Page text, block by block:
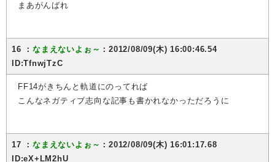
まあがんばれ
16 ：なまえないよぉ～ ：2012/08/09(木) 16:00:46.54
ID:TfnwjTzC
FF14がきちんと軌道にのってれば
こんなネガティブ志向な記事も書かれなかっただろうに
17 ：なまえないよぉ～ ：2012/08/09(木) 16:01:17.68
ID:eX+LM2hU